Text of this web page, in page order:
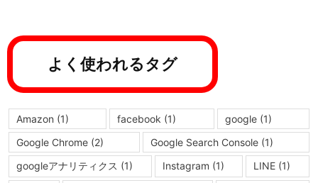
よく使われるタグ
Amazon (1) facebook (1) google(1)
Google Chrome (2) Google Search Console (1)
googleアナリティクス (1) Instagram (1) LINE (1)